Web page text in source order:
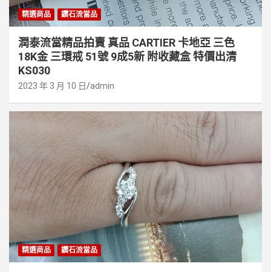
精選商品 鑽石流當品
潤泰流當精品拍賣 真品 CARTIER 卡地亞 三色
18K金 三環戒 51號 9成5新 附收藏盒 特價出清
KS030
2023 年 3 月 10 日 admin
精選商品 鑽石流當品